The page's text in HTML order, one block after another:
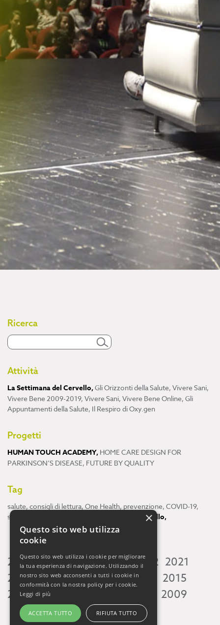
Ricerca
Attività
La Settimana del Cervello,Gli Orizzonti della Salute, Vivere Sani,
Vivere Bene 2009-2019, Vivere Sani, Vivere Bene Online, Gli
Appuntamenti della Salute, Il Respiro di Oxy.gen
Progetti
HUMAN TOUCH ACADEMY, HOME CARE DESIGN FOR
PARKINSON’S DISEASE, FUTURE BY QUALITY
Tag
salute, consigli di lettura, One Health, prevenzione, COVID-19,
scienza
cervello,
2026 2025 2024 2023 2022 2021
2020 2019 2018 2017 2016
2015
2014 2013 2009
×
Questo sito web utilizza
cookie
Questo sito web utilizza i cookie per migliorare
la tua esperienza di navigazione. Utilizzando il
nostro sito web acconsenti a tutti i cookie in
conformità con la nostra policy per i cookie.
Leggi di più
ACCETTA TUTTO RIFIUTA TUTTO